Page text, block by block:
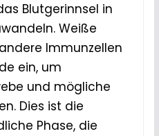
Blutgerinnsel in
Weiße
Immunzellen
ein, um
und mögliche
Dies ist die
Phase, die